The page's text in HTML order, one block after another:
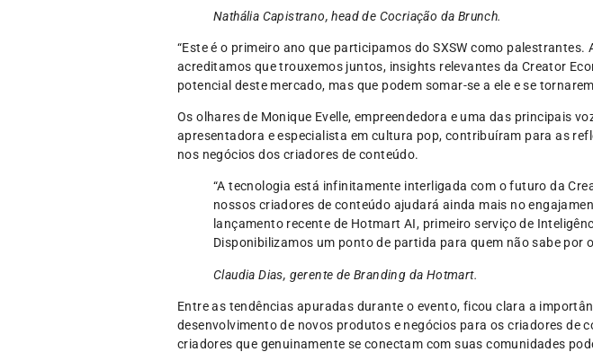
Nathália Capistrano, head de Cocriação da Brunch.
“Este é o primeiro ano que participamos do SXSW como
acreditamos que trouxemos juntos, insights relevantes da Creator
potencial deste mercado, mas que podem somar-se a ele e se
Os olhares de Monique Evelle, empreendedora e uma das principais
apresentadora e especialista em cultura pop, contribuíram para as
nos negócios dos criadores de conteúdo.
“A tecnologia está infinitamente interligada com o futuro da
nossos criadores de conteúdo ajudará ainda mais no
lançamento recente de Hotmart AI, primeiro serviço de
Disponibilizamos um ponto de partida para quem não sabe por
Claudia Dias, gerente de Branding da Hotmart.
Entre as tendências apuradas durante o evento, ficou clara a
desenvolvimento de novos produtos e negócios para os criadores de
criadores que genuinamente se conectam com suas comunidades